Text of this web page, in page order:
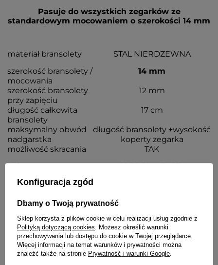
Pasuje do wszystkich zegarków ze
standardowym mocowaniem o szerokości 14 mm
materiał bransolety
STAL NIERDZEWNA
szerokość bransolety /
mocowania
14 mm
szerokość bransolety
przy zapięciu
12 mm
długość całkowita
bransolety
17 cm
maksymalny obwód
nadgarstka
długość bransolety +wysokość
koperty zegarka
możliwość skracania
TAK
kolor
SREBRNY, ZŁOTY
grubość bransolety
Wraz z bransoletą otrzymasz:
dowód zakupu - paragon lub fakturę VAT
komplet teleskopów
Konfiguracja zgód
Dbamy o Twoją prywatność
Sklep korzysta z plików cookie w celu realizacji usług zgodnie z
Polityką dotyczącą cookies. Możesz określić warunki
przechowywania lub dostępu do cookie w Twojej przeglądarce.
Więcej informacji na temat warunków i prywatności można
znaleźć także na stronie Prywatność i warunki Google.